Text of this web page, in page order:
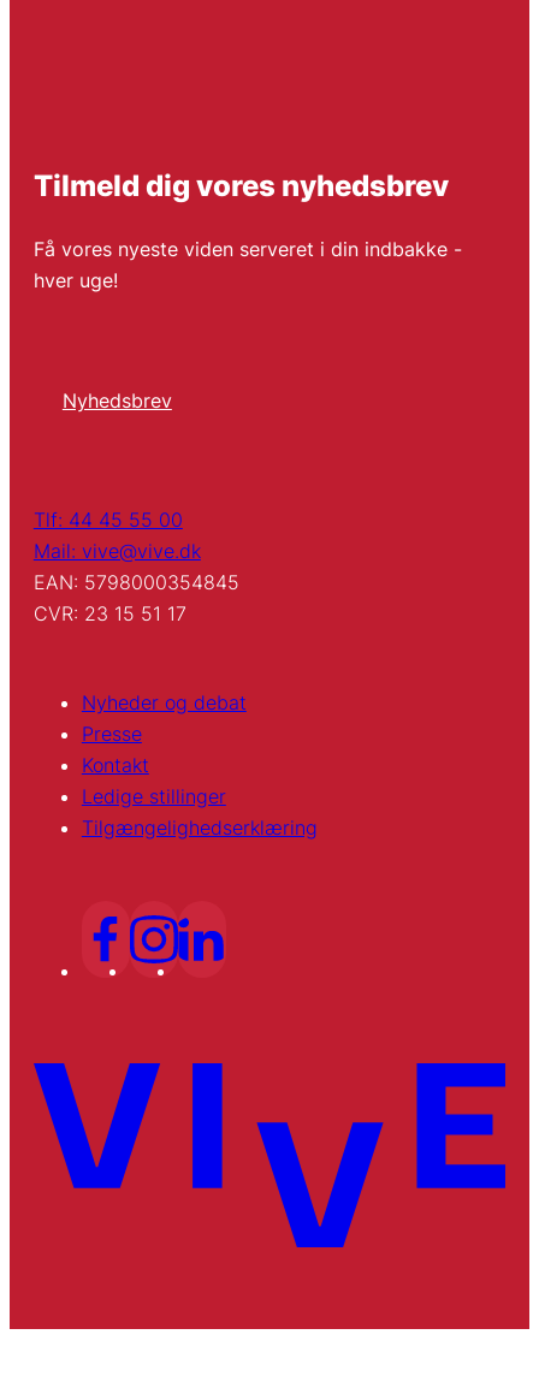
Tilmeld dig vores nyhedsbrev
Få vores nyeste viden serveret i din indbakke -
hver uge!
Nyhedsbrev
Tlf: 44 45 55 00
Mail: vive@vive.dk
EAN: 5798000354845
CVR: 23 15 51 17
Nyheder og debat
Presse
Kontakt
Ledige stillinger
Tilgængelighedserklæring